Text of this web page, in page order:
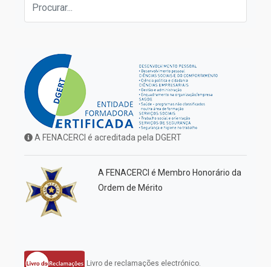
A FENACERCI é acreditada pela DGERT
A FENACERCI é Membro Honorário da
Ordem de Mérito
Livro de reclamações electrónico.